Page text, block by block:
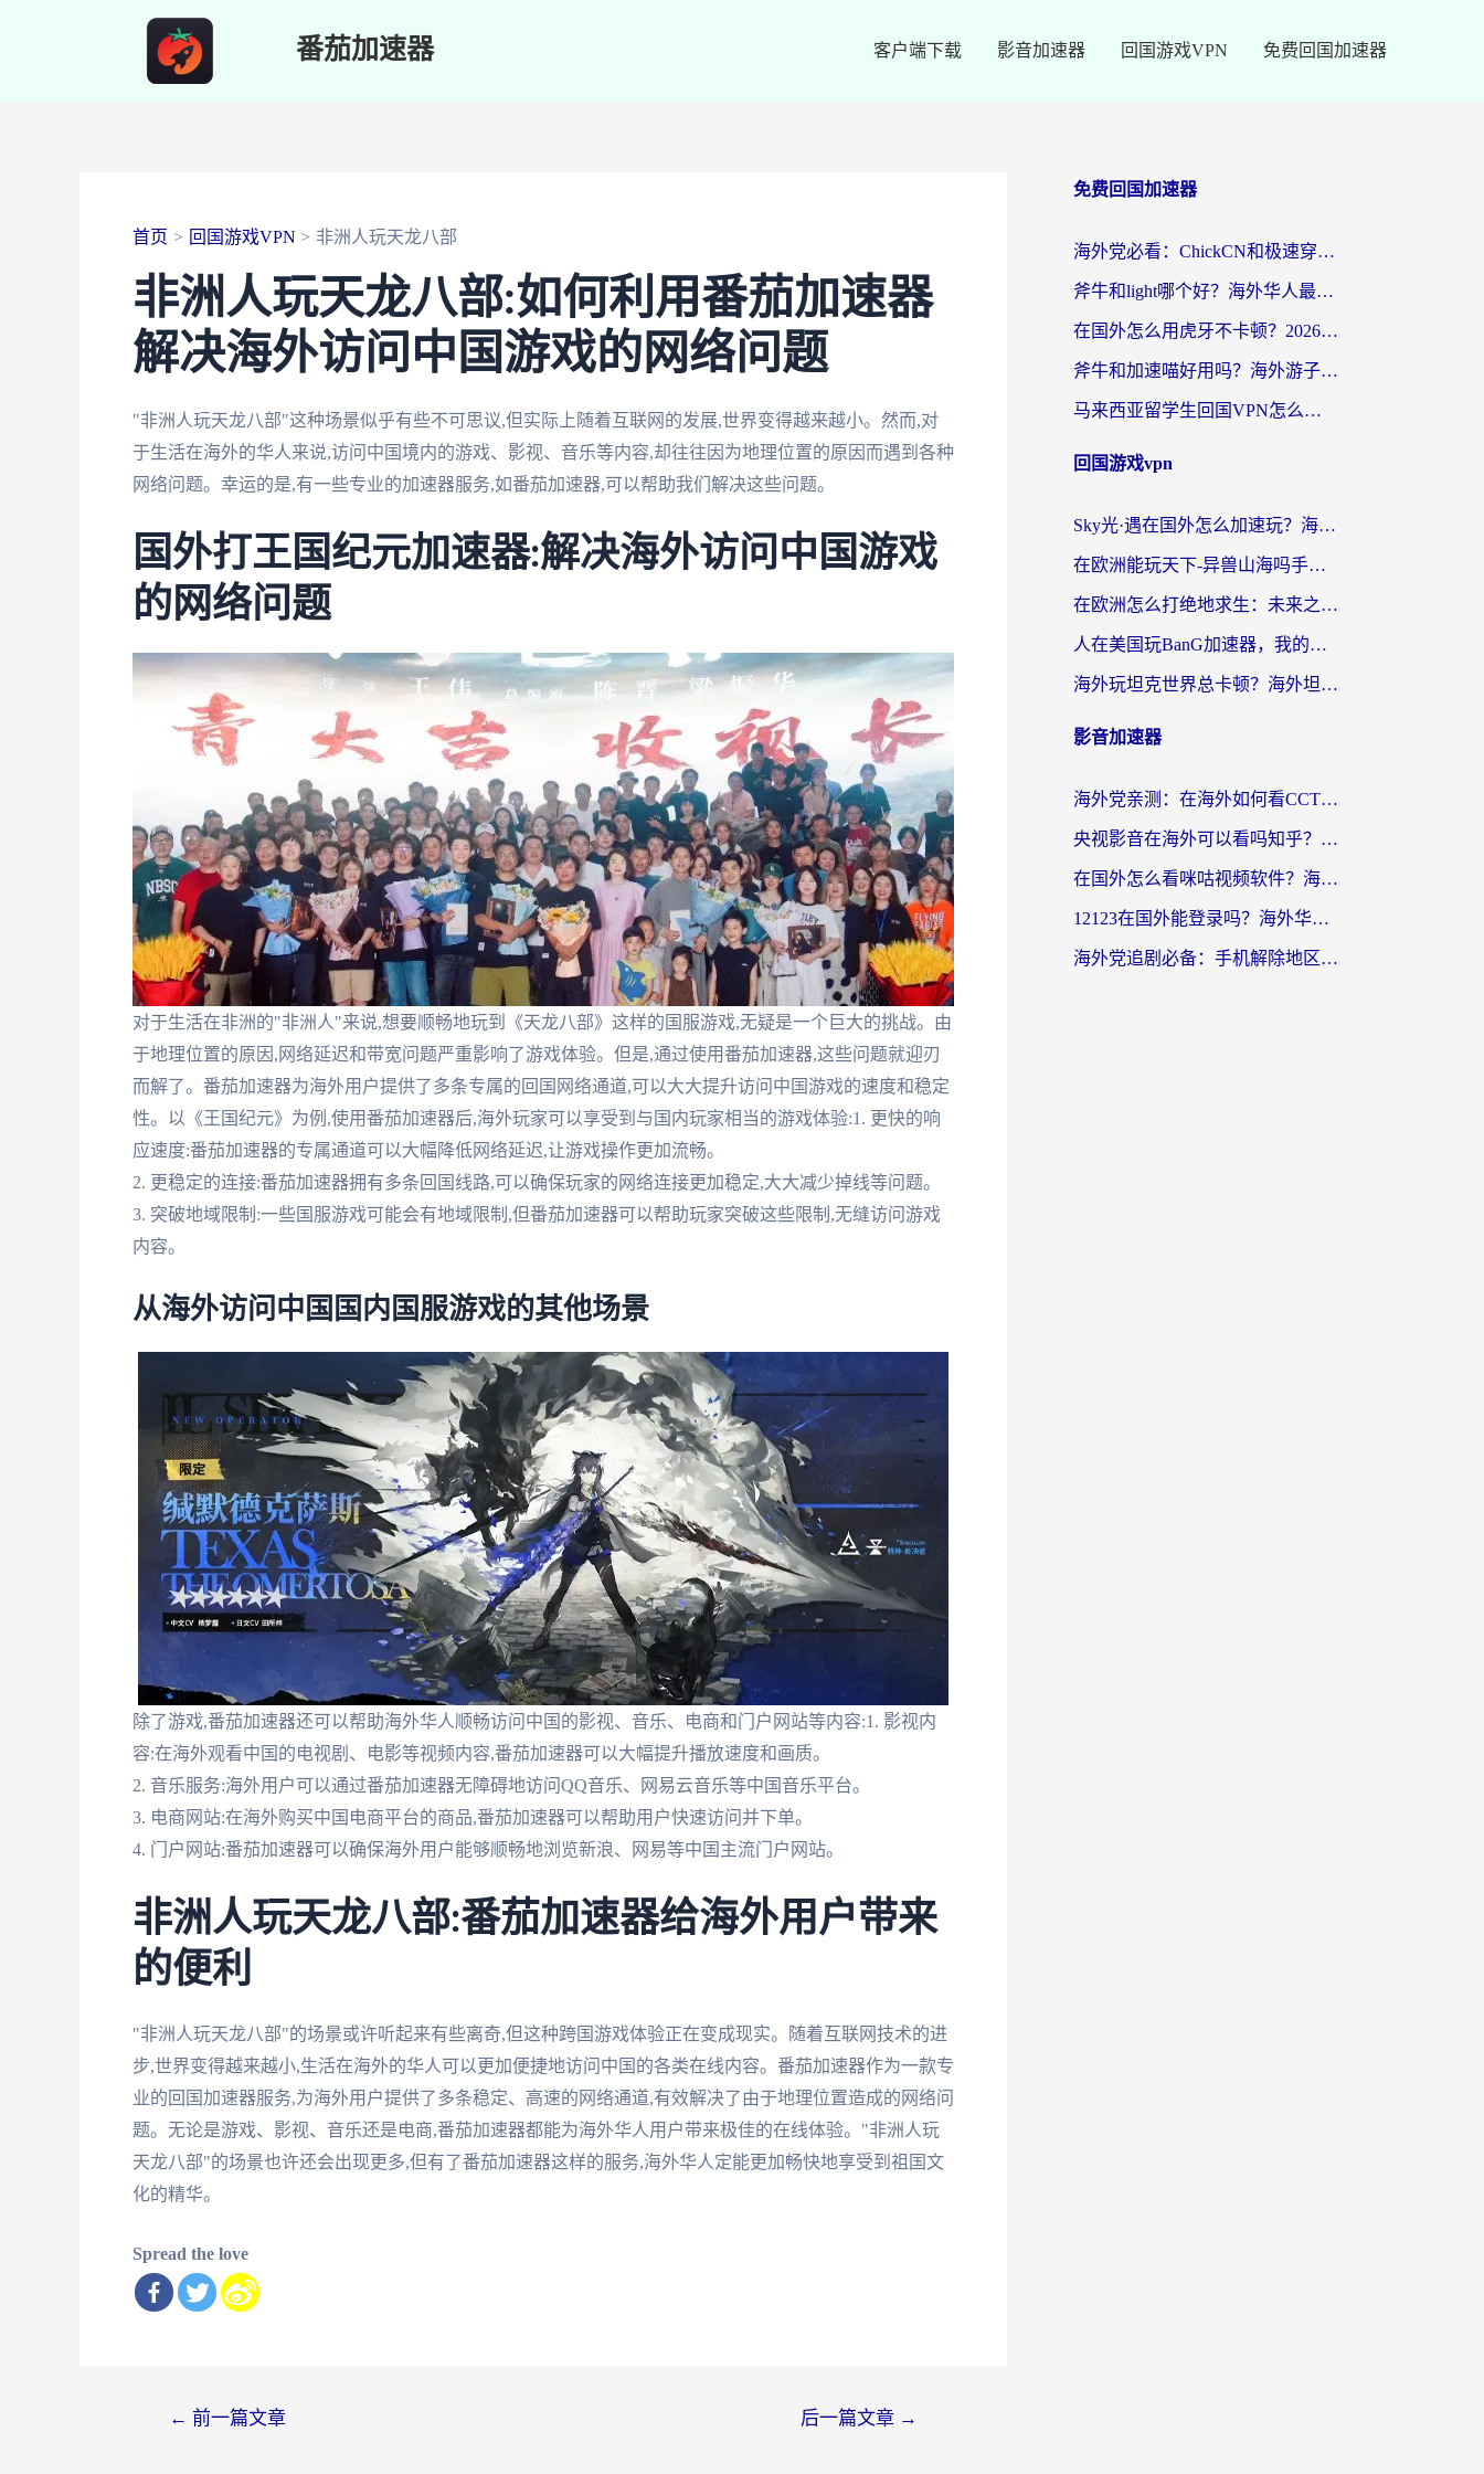
番茄加速器 客户端下载 影音加速器 回国游戏VPN 免费回国加速器
首页 回国游戏VPN 非洲人玩天龙八部
非洲人玩天龙八部:如何利用番茄加速器
解决海外访问中国游戏的网络问题
"非洲人玩天龙八部"这种场景似乎有些不可思议,但实际上随着互联网的发展,世界变得越来越小。然而,对
于生活在海外的华人来说,访问中国境内的游戏、影视、音乐等内容,却往往因为地理位置的原因而遇到各种
网络问题。幸运的是,有一些专业的加速器服务,如番茄加速器,可以帮助我们解决这些问题。
国外打王国纪元加速器:解决海外访问中国游戏
的网络问题
对于生活在非洲的"非洲人"来说,想要顺畅地玩到《天龙八部》这样的国服游戏,无疑是一个巨大的挑战。由
于地理位置的原因,网络延迟和带宽问题严重影响了游戏体验。但是,通过使用番茄加速器,这些问题就迎刃
而解了。番茄加速器为海外用户提供了多条专属的回国网络通道,可以大大提升访问中国游戏的速度和稳定
性。以《王国纪元》为例,使用番茄加速器后,海外玩家可以享受到与国内玩家相当的游戏体验:1. 更快的响
应速度:番茄加速器的专属通道可以大幅降低网络延迟,让游戏操作更加流畅。
2. 更稳定的连接:番茄加速器拥有多条回国线路,可以确保玩家的网络连接更加稳定,大大减少掉线等问题。
3. 突破地域限制:一些国服游戏可能会有地域限制,但番茄加速器可以帮助玩家突破这些限制,无缝访问游戏
内容。
从海外访问中国国内国服游戏的其他场景
除了游戏,番茄加速器还可以帮助海外华人顺畅访问中国的影视、音乐、电商和门户网站等内容:1. 影视内
容:在海外观看中国的电视剧、电影等视频内容,番茄加速器可以大幅提升播放速度和画质。
2. 音乐服务:海外用户可以通过番茄加速器无障碍地访问QQ音乐、网易云音乐等中国音乐平台。
3. 电商网站:在海外购买中国电商平台的商品,番茄加速器可以帮助用户快速访问并下单。
4. 门户网站:番茄加速器可以确保海外用户能够顺畅地浏览新浪、网易等中国主流门户网站。
非洲人玩天龙八部:番茄加速器给海外用户带来
的便利
"非洲人玩天龙八部"的场景或许听起来有些离奇,但这种跨国游戏体验正在变成现实。随着互联网技术的进
步,世界变得越来越小,生活在海外的华人可以更加便捷地访问中国的各类在线内容。番茄加速器作为一款专
业的回国加速器服务,为海外用户提供了多条稳定、高速的网络通道,有效解决了由于地理位置造成的网络问
题。无论是游戏、影视、音乐还是电商,番茄加速器都能为海外华人用户带来极佳的在线体验。"非洲人玩
天龙八部"的场景也许还会出现更多,但有了番茄加速器这样的服务,海外华人定能更加畅快地享受到祖国文
化的精华。
Spread the love
← 前一篇文章 后一篇文章 →
免费回国加速器
海外党必看：ChickCN和极速穿梭VPN好用吗？3招教你选对回国加速器无缝刷国内资源
斧牛和light哪个好？海外华人最关心的回国加速器选择难题，一篇讲透
在国外怎么用虎牙不卡顿？2026海外华人亲测有效的回国加速器选择指南
斧牛和加速喵好用吗？海外游子的真实选择困境
马来西亚留学生回国VPN怎么选？3个避坑点+1款实测好用的加速器推荐
回国游戏vpn
Sky光·遇在国外怎么加速玩？海外党亲测有效的国服游戏加速指南
在欧洲能玩天下-异兽山海吗手游？海外玩家的加速器生存指南
在欧洲怎么打绝地求生：未来之役不卡？留学生亲测的加速器避坑指南
人在美国玩BanG加速器，我的延迟终于绿了
海外玩坦克世界总卡顿？海外坦克世界加速器有哪些？实测好用的选择在这里
影音加速器
海外党亲测：在海外如何看CCTV？告别“仅限大陆播放”的实用指南
央视影音在海外可以看吗知乎？留学生亲测：3步解决地域限制+追剧自由
在国外怎么看咪咕视频软件？海外党亲测有效的回国加速方案
12123在国外能登录吗？海外华人必看的回国加速实用指南
海外党追剧必备：手机解除地区限制app怎么选？解决央视视频&国内剧地区限制全指南